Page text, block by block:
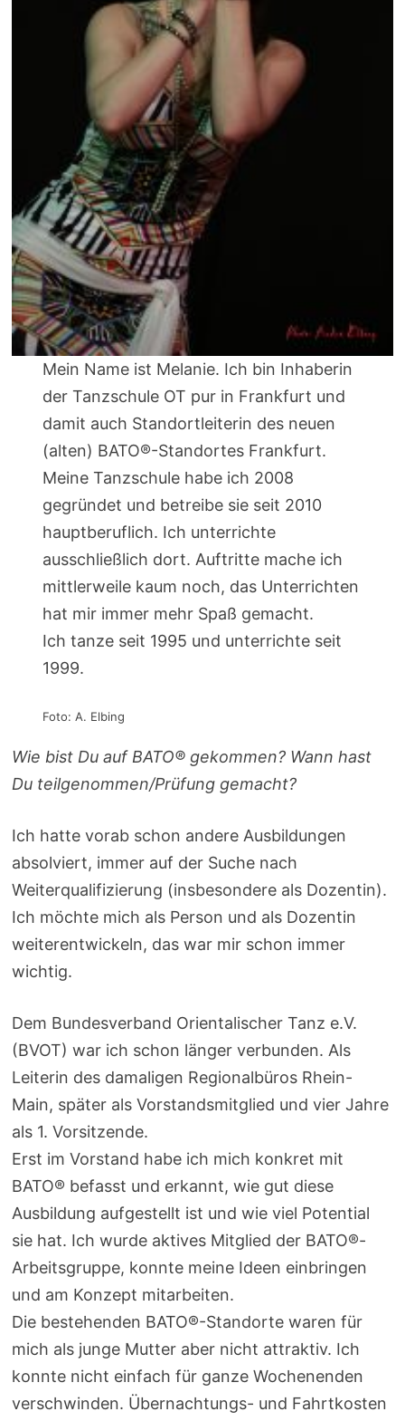
Mein Name ist Melanie. Ich bin Inhaberin
der Tanzschule OT pur in Frankfurt und
damit auch Standortleiterin des neuen
(alten) BATO®-Standortes Frankfurt.
Meine Tanzschule habe ich 2008
gegründet und betreibe sie seit 2010
hauptberuflich. Ich unterrichte
ausschließlich dort. Auftritte mache ich
mittlerweile kaum noch, das Unterrichten
hat mir immer mehr Spaß gemacht.
Ich tanze seit 1995 und unterrichte seit
1999.
Foto: A. Elbing
Wie bist Du auf BATO® gekommen? Wann hast
Du teilgenommen/Prüfung gemacht?
Ich hatte vorab schon andere Ausbildungen
absolviert, immer auf der Suche nach
Weiterqualifizierung (insbesondere als Dozentin).
Ich möchte mich als Person und als Dozentin
weiterentwickeln, das war mir schon immer
wichtig.
Dem Bundesverband Orientalischer Tanz e.V.
(BVOT) war ich schon länger verbunden. Als
Leiterin des damaligen Regionalbüros Rhein-
Main, später als Vorstandsmitglied und vier Jahre
als 1. Vorsitzende.
Erst im Vorstand habe ich mich konkret mit
BATO® befasst und erkannt, wie gut diese
Ausbildung aufgestellt ist und wie viel Potential
sie hat. Ich wurde aktives Mitglied der BATO®-
Arbeitsgruppe, konnte meine Ideen einbringen
und am Konzept mitarbeiten.
Die bestehenden BATO®-Standorte waren für
mich als junge Mutter aber nicht attraktiv. Ich
konnte nicht einfach für ganze Wochenenden
verschwinden. Übernachtungs- und Fahrtkosten